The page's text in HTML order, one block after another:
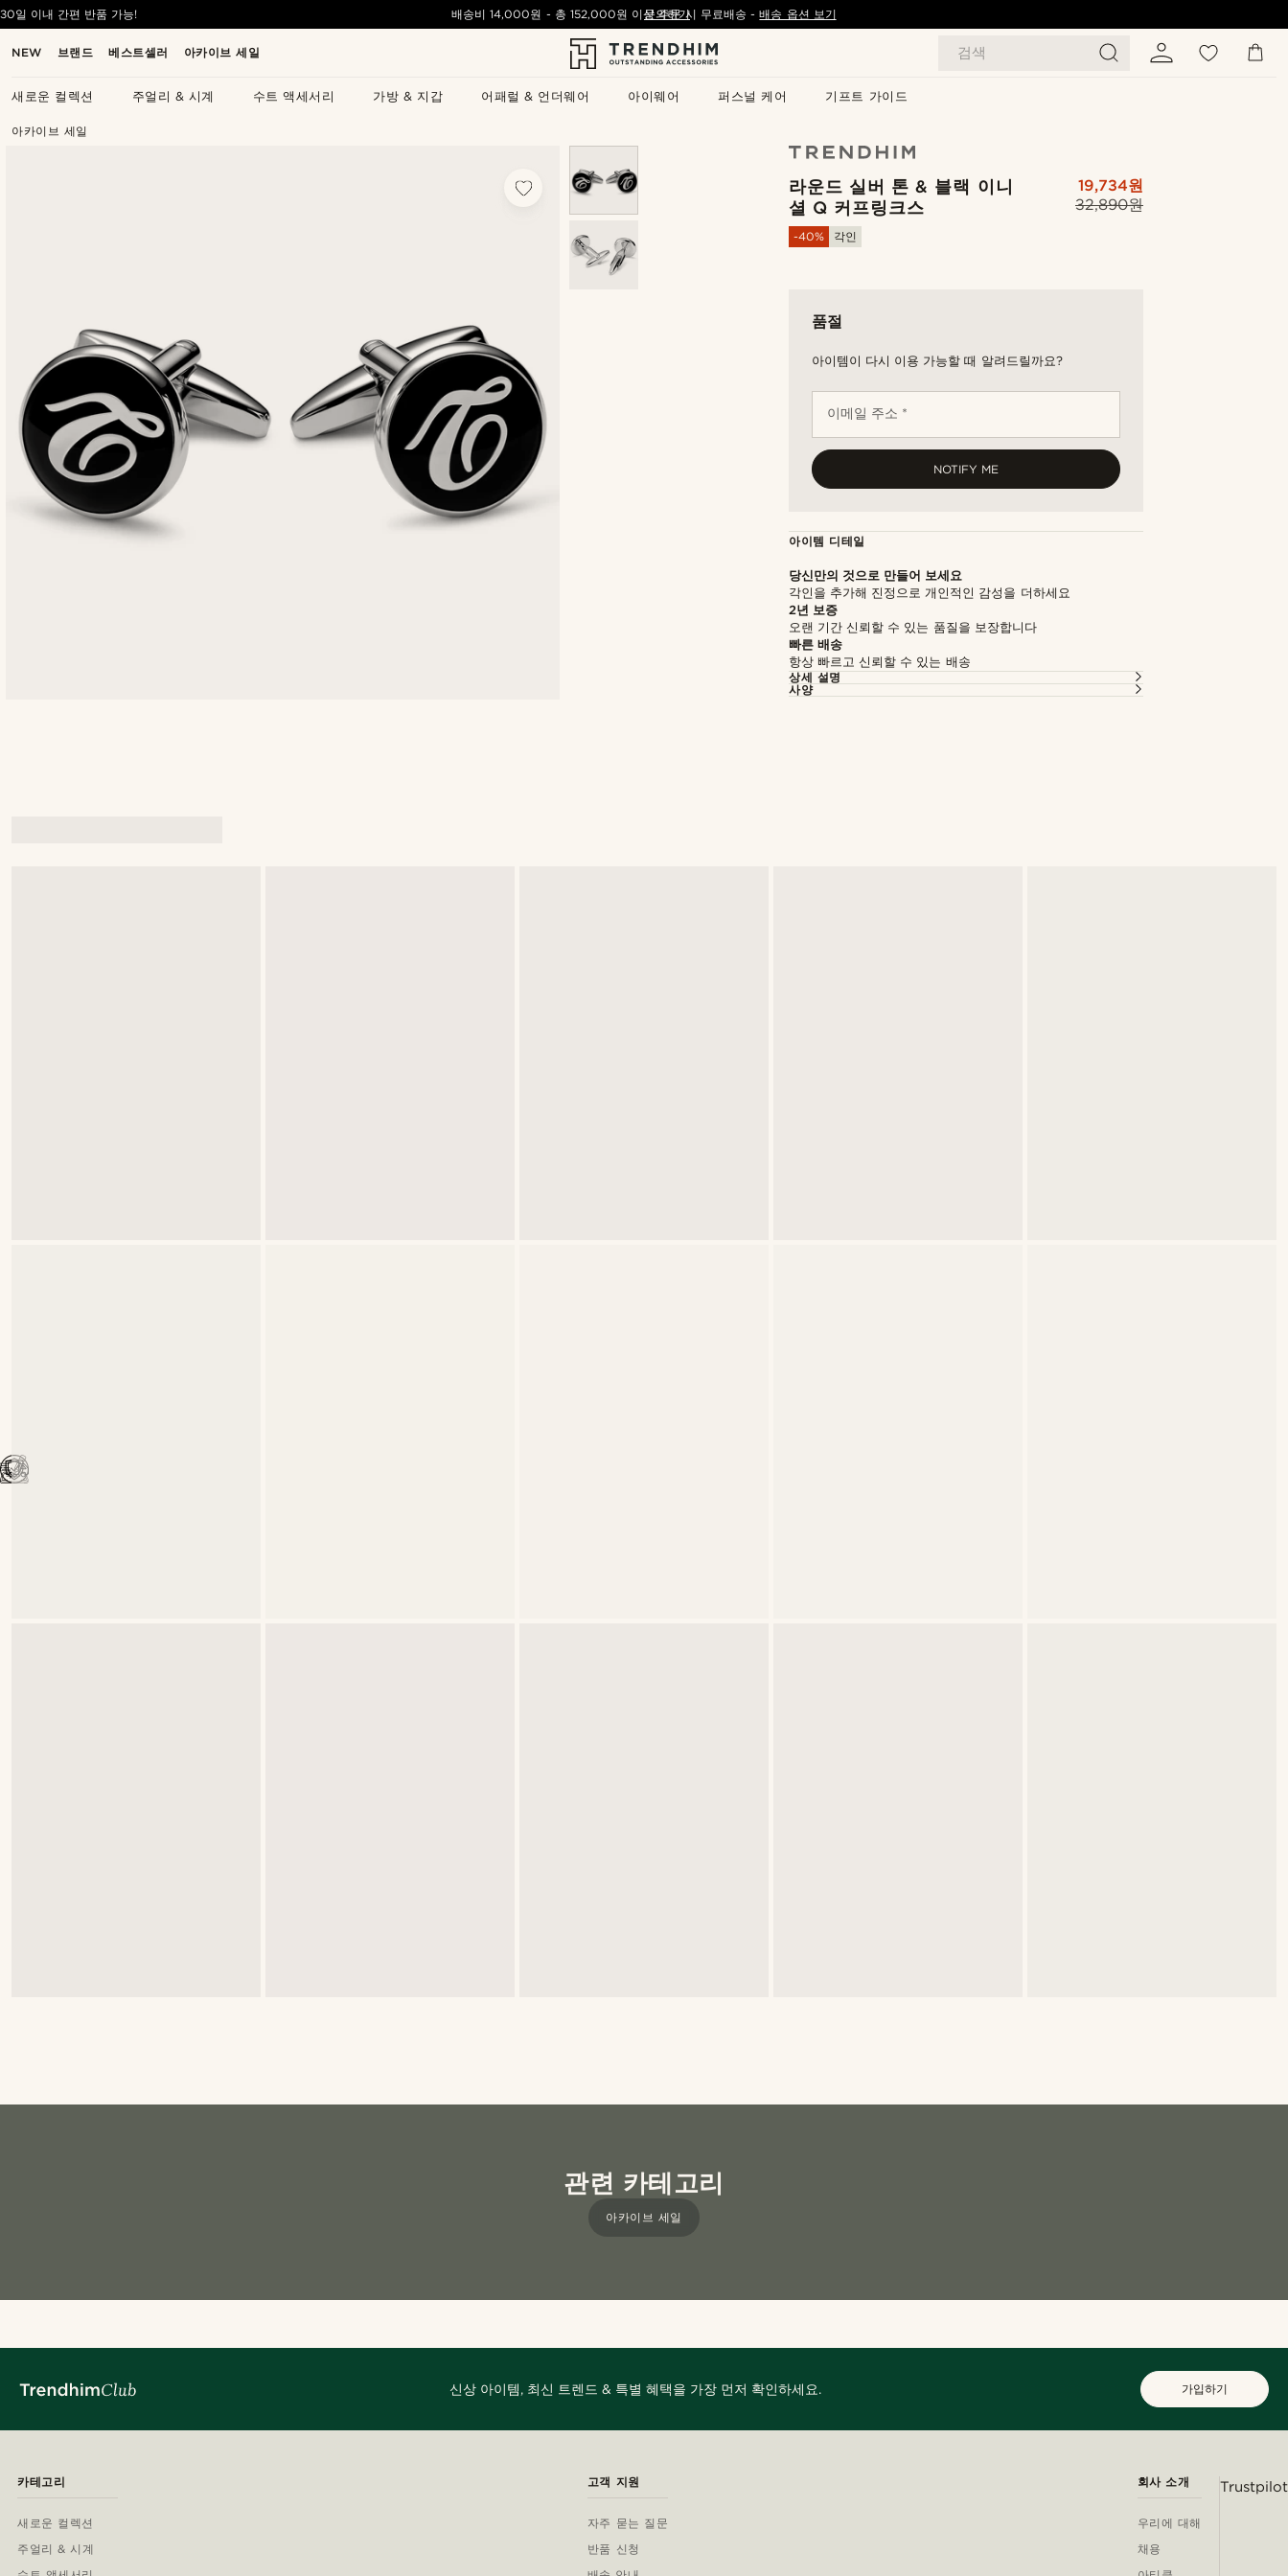
NEW 브랜드 베스트셀러 아카이브 세일 검색
새로운 컬렉션 주얼리 & 시계 수트 액세서리 가방 & 지갑 어패럴 & 언더웨어 아이웨어 퍼스널 케어 기프트 가이드
30일 이내 간편 반품 가능! 배송비14,000원 - 총 152,000원 이상 주문 시 무료배송- 배송 옵션 보기
문의하기
아카이브 세일
라운드 실버 톤 & 블랙 이니
셜 Q 커프링크스
32,890원
19,734원
-40% 각인
품절
아이템이 다시 이용 가능할 때 알려드릴까요?
이메일 주소 *
NOTIFY ME
아이템 디테일
당신만의 것으로 만들어 보세요
각인을 추가해 진정으로 개인적인 감성을 더하세요
2년 보증
오랜 기간 신뢰할 수 있는 품질을 보장합니다
빠른 배송
항상 빠르고 신뢰할 수 있는 배송
상세 설명
사양
관련 카테고리
아카이브 세일
신상 아이템, 최신 트렌드 & 특별 혜택을 가장 먼저 확인하세요. 가입하기
카테고리
새로운 컬렉션
주얼리 & 시계
고객 지원
자주 묻는 질문
반품 신청
회사 소개
우리에 대해
채용
Trustpilot